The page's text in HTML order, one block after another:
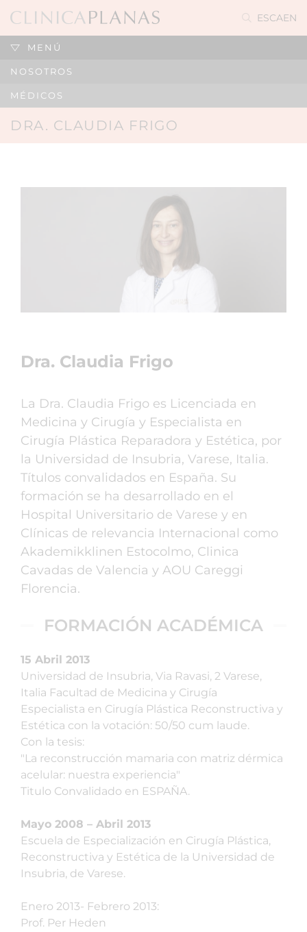
ESCAEN
MENÚ
NOSOTROS
MÉDICOS
DRA. CLAUDIA FRIGO
Dra. Claudia Frigo
La Dra. Claudia Frigo es Licenciada en
Medicina y Cirugía y Especialista en
Cirugía Plástica Reparadora y Estética, por
la Universidad de Insubria, Varese, Italia.
Títulos convalidados en España. Su
formación se ha desarrollado en el
Hospital Universitario de Varese y en
Clínicas de relevancia Internacional como
Akademikklinen Estocolmo, Clinica
Cavadas de Valencia y AOU Careggi
Florencia.
FORMACIÓN ACADÉMICA
15 Abril 2013
Universidad de Insubria, Via Ravasi, 2 Varese,
Italia Facultad de Medicina y Cirugía
Especialista en Cirugía Plástica Reconstructiva y
Estética con la votación: 50/50 cum laude.
Con la tesis:
"La reconstrucción mamaria con matriz dérmica
acelular: nuestra experiencia"
Titulo Convalidado en ESPAÑA.
Mayo 2008 – Abril 2013
Escuela de Especialización en Cirugía Plástica,
Reconstructiva y Estética de la Universidad de
Insubria, de Varese.
Enero 2013- Febrero 2013:
Prof. Per Heden